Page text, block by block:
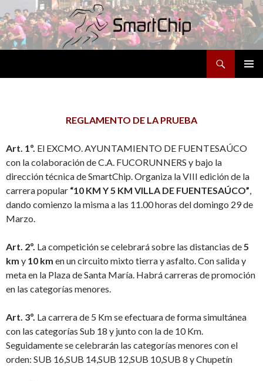
REGLAMENTO DE LA PRUEBA
Art. 1º. El EXCMO. AYUNTAMIENTO DE FUENTESAÚCO
con la colaboración de C.A. FUCORUNNERS y bajo la
dirección técnica de SmartChip. Organiza la VIII edición de la
carrera popular “10 KM Y 5 KM VILLA DE FUENTESAÚCO”,
dando comienzo la misma a las 11.00 horas del domingo 29 de
Marzo.
Art. 2º. La competición se celebrará sobre las distancias de5
km y 10 km en un circuito mixto tierra y asfalto. Con salida y
meta en la Plaza de Santa María. Habrá carreras de promoción
en las categorías menores.
Art. 3º. La carrera de 5 Km se efectuara de forma simultánea
con las categorías Sub 18 y junto con la de 10 Km.
Seguidamente se celebrarán las categorías menores con el
orden: SUB 16,SUB 14,SUB 12,SUB 10,SUB 8 y Chupetín